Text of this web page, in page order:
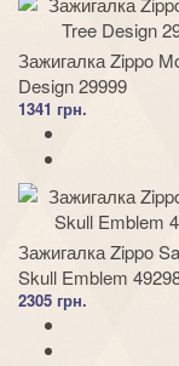
Зажигалка Zippo
Design 29999
1341 грн.
Зажигалка Zippo
Skull Emblem
2305 грн.